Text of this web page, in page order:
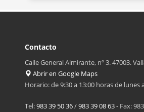
Contacto
Calle General Almirante, nº 3. 47003.
Abrir en Google Maps
Horario: de 9:30 a 13:00 horas de lunes
Tel:983 39 50 36/983 39 08 63- Fax: